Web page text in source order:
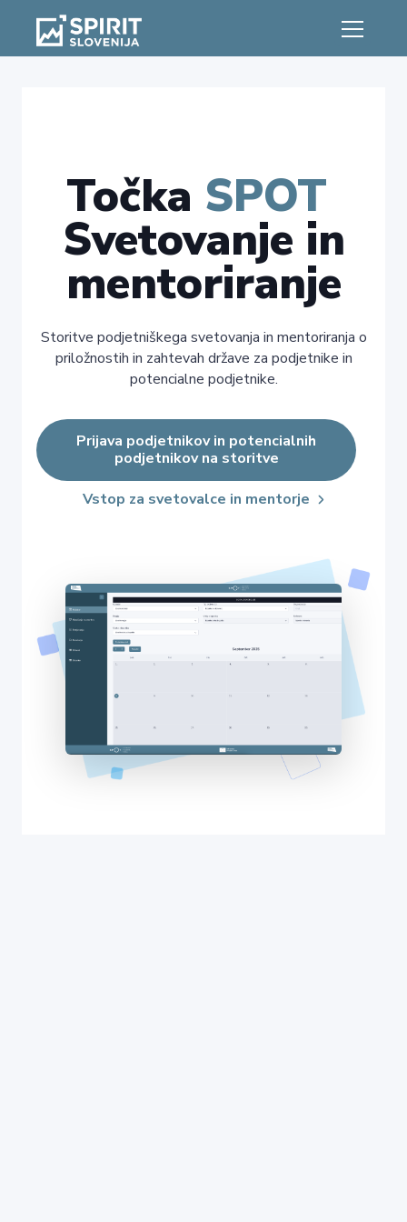
Točka SPOT
Svetovanje in
mentoriranje
Storitve podjetniškega svetovanja in mentoriranja o
priložnostih in zahtevah države za podjetnike in
potencialne podjetnike.
Prijava podjetnikov in potencialnih
podjetnikov na storitve
Vstop za svetovalce in mentorje